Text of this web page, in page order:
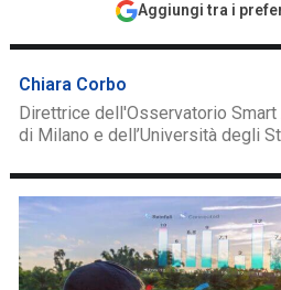
Aggiungi tra i
Chiara Corbo
Direttrice dell'Osservatorio
di Milano e dell’Università degli